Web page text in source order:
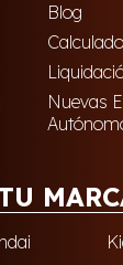
Blog
Nuevas